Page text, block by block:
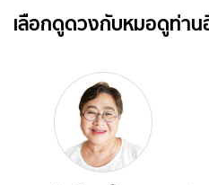
เลือกดูดวงกับหมอดูท่าน